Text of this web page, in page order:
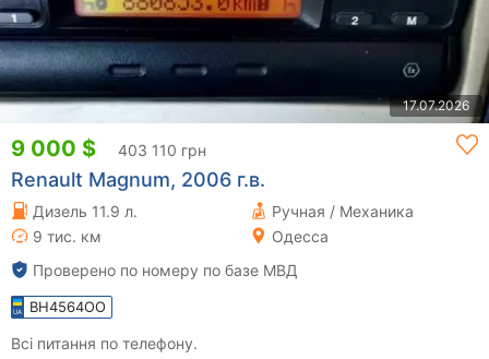
17.07.2026
9 000 $ 403 110 грн
Renault Magnum, 2006 г.в.
Дизель 11.9 л.
Ручная / Механика
9 тис. км
Одесса
Проверено по номеру по базе МВД
BH4564OO
Всі питання по телефону.